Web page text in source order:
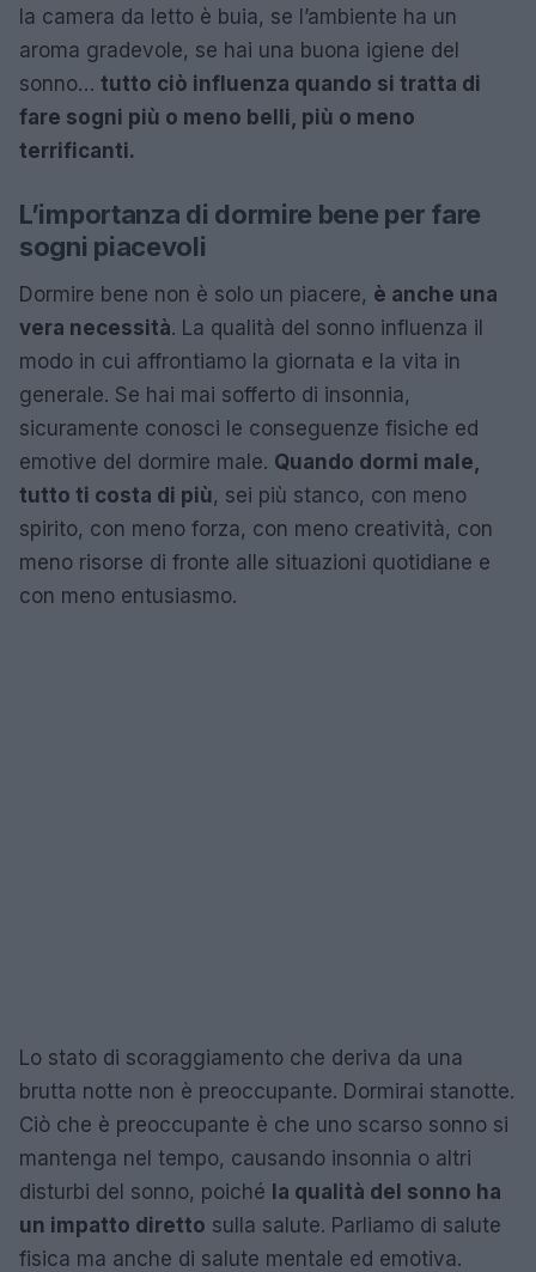
la camera da letto è buia, se l’ambiente ha un
aroma gradevole, se hai una buona igiene del
sonno… tutto ciò influenza quando si tratta di
fare sogni più o meno belli, più o meno
terrificanti.
L’importanza di dormire bene per fare
sogni piacevoli
Dormire bene non è solo un piacere, è anche una
vera necessità. La qualità del sonno influenza il
modo in cui affrontiamo la giornata e la vita in
generale. Se hai mai sofferto di insonnia,
sicuramente conosci le conseguenze fisiche ed
emotive del dormire male. Quando dormi male,
tutto ti costa di più, sei più stanco, con meno
spirito, con meno forza, con meno creatività, con
meno risorse di fronte alle situazioni quotidiane e
con meno entusiasmo.
Lo stato di scoraggiamento che deriva da una
brutta notte non è preoccupante. Dormirai stanotte.
Ciò che è preoccupante è che uno scarso sonno si
mantenga nel tempo, causando insonnia o altri
disturbi del sonno, poiché la qualità del sonno ha
un impatto diretto sulla salute. Parliamo di salute
fisica ma anche di salute mentale ed emotiva.